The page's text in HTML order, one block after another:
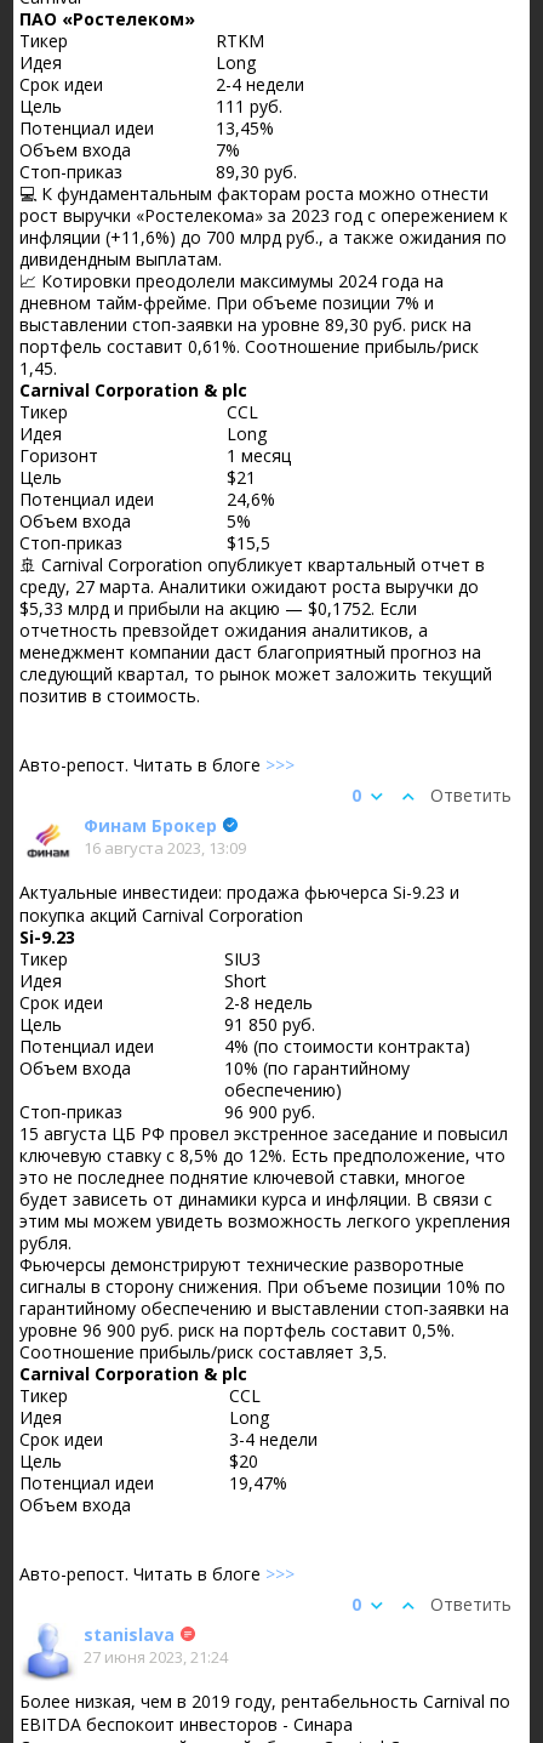
ПАО «Ростелеком»
Тикер
RTKM
Идея
Long
Срок идеи
2-4 недели
Цель
111 руб.
Потенциал идеи
13,45%
Объем входа
7%
Стоп-приказ
89,30 руб.
💻 К фундаментальным факторам роста можно отнести
рост выручки «Ростелекома» за 2023 год с опережением к
инфляции (+11,6%) до 700 млрд руб., а также ожидания по
дивидендным выплатам.
📈 Котировки преодолели максимумы 2024 года на
дневном тайм-фрейме. При объеме позиции 7% и
выставлении стоп-заявки на уровне 89,30 руб. риск на
портфель составит 0,61%. Соотношение прибыль/риск
1,45.
Carnival Corporation & plc
Тикер
CCL
Идея
Long
Горизонт
1 месяц
Цель
$21
Потенциал идеи
24,6%
Объем входа
5%
Стоп-приказ
$15,5
🚢 Carnival Corporation опубликует квартальный отчет в
среду, 27 марта. Аналитики ожидают роста выручки до
$5,33 млрд и прибыли на акцию — $0,1752. Если
отчетность превзойдет ожидания аналитиков, а
менеджмент компании даст благоприятный прогноз на
следующий квартал, то рынок может заложить текущий
позитив в стоимость.
Авто-репост. Читать в блоге >>>
Ответить
0
Финам Брокер
16 августа 2023, 13:09
Актуальные инвестидеи: продажа фьючерса Si-9.23 и
покупка акций Carnival Corporation
Si-9.23
Тикер
SIU3
Идея
Short
Срок идеи
2-8 недель
Цель
91 850 руб.
Потенциал идеи
4% (по стоимости контракта)
Объем входа
10% (по гарантийному
обеспечению)
Стоп-приказ
96 900 руб.
15 августа ЦБ РФ провел экстренное заседание и повысил
ключевую ставку с 8,5% до 12%. Есть предположение, что
это не последнее поднятие ключевой ставки, многое
будет зависеть от динамики курса и инфляции. В связи с
этим мы можем увидеть возможность легкого укрепления
рубля.
Фьючерсы демонстрируют технические разворотные
сигналы в сторону снижения. При объеме позиции 10% по
гарантийному обеспечению и выставлении стоп-заявки на
уровне 96 900 руб. риск на портфель составит 0,5%.
Соотношение прибыль/риск составляет 3,5.
Carnival Corporation & plc
Тикер
CCL
Идея
Long
Срок идеи
3-4 недели
Цель
$20
Потенциал идеи
19,47%
Объем входа
Авто-репост. Читать в блоге >>>
Ответить
0
stanislava
27 июня 2023, 21:24
Более низкая, чем в 2019 году, рентабельность Carnival по
EBITDA беспокоит инвесторов - Синара